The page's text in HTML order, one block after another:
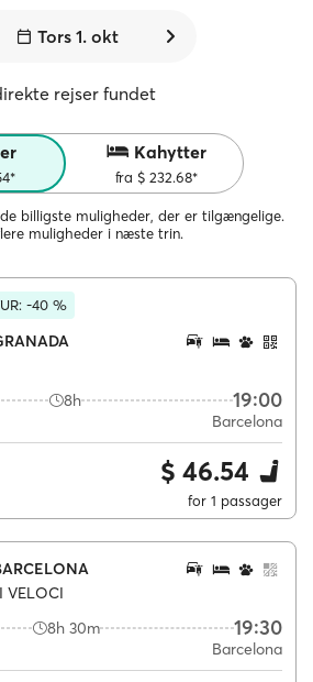
Tors 1. okt
rejser fundet
Kahytter
fra $ 232.68*
billigste muligheder, der er tilgængelige.
muligheder i næste trin.
-40 %
8h 19:00
Barcelona
$ 46.54
for 1 passager
VELOCI
8h 30m 19:30
Barcelona